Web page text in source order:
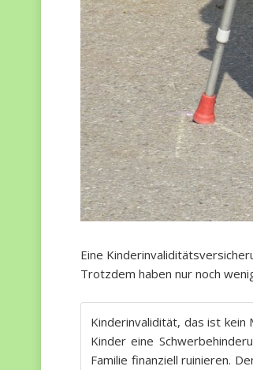
Eine
Trotzdem haben nur noch
Kinderinvalidität, das ist kein
Kinder eine
Familie finanziell ruinieren.